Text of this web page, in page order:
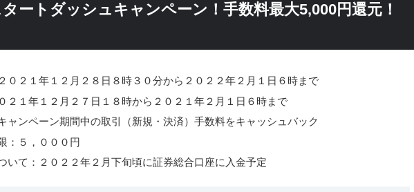
ートダッシュキャンペーン！手数料最大5,000円還元！
０２１年１２月２８日８時３０分から２０２２年２月１日６時まで
２１年１２月２７日１８時から２０２１年２月１日６時まで
ャンペーン期間中の取引（新規・決済）手数料をキャッシュバック
：５，０００円
いて：２０２２年２月下旬頃に証券総合口座に入金予定